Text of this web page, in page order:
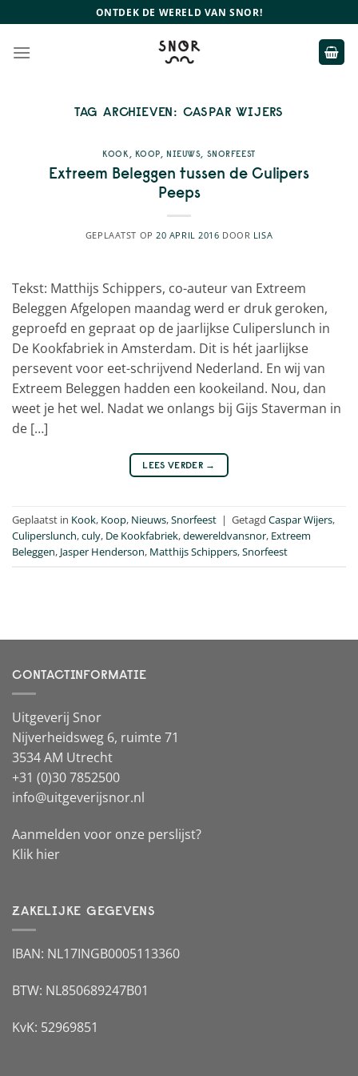
naar
inhoud
ONTDEK DE WERELD VAN SNOR!
TAG ARCHIEVEN: CASPAR WIJERS
KOOK, KOOP, NIEUWS, SNORFEEST
Extreem Beleggen tussen de Culipers
Peeps
GEPLAATST OP 20 APRIL 2016 DOOR LISA
Tekst: Matthijs Schippers, co-auteur van Extreem
Beleggen Afgelopen maandag werd er druk geroken,
geproefd en gepraat op de jaarlijkse Culiperslunch in
De Kookfabriek in Amsterdam. Dit is hét jaarlijkse
persevent voor eet-schrijvend Nederland. En wij van
Extreem Beleggen hadden een kookeiland. Nou, dan
weet je het wel. Nadat we onlangs bij Gijs Staverman in
de […]
LEES VERDER →
Geplaatst in Kook, Koop, Nieuws,Snorfeest | Getagd Caspar Wijers,
Culiperslunch,culy, De Kookfabriek,dewereldvansnor, Extreem
Beleggen, Jasper Henderson, Matthijs Schippers,Snorfeest
CONTACTINFORMATIE
Uitgeverij Snor
Nijverheidsweg 6, ruimte 71
3534 AM Utrecht
+31 (0)30 7852500
info@uitgeverijsnor.nl
Aanmelden voor onze perslijst?
Klik hier
ZAKELIJKE GEGEVENS
IBAN: NL17INGB0005113360
BTW: NL850689247B01
KvK: 52969851